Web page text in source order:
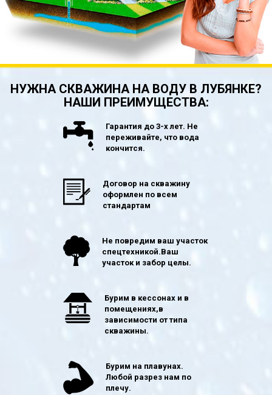
НУЖНА СКВАЖИНА НА ВОДУ В ЛУБЯНКЕ?
НАШИ ПРЕИМУЩЕСТВА:
Гарантия до 3-х лет. Не
переживайте, что вода
кончится.
Договор на скважину
оформлен по всем
стандартам
Не повредим ваш участок
спецтехникой.Ваш
участок и забор целы.
Бурим в кессонах и в
помещениях,в
зависимости от типа
скважины.
Бурим на плавунах.
Любой разрез нам по
плечу.